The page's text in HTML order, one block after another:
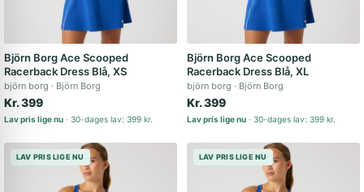
Björn Borg Ace Scooped
Racerback Dress Blå, XS
björn borg Björn Borg
Kr. 399
Lav pris lige nu 30-dages lav: 399 kr.
Björn Borg Ace Scooped
Racerback Dress Blå, XL
björn borg Björn Borg
Kr. 399
Lav pris lige nu 30-dages lav: 399 kr.
LAV PRIS LIGE NU LAV PRIS LIGE NU